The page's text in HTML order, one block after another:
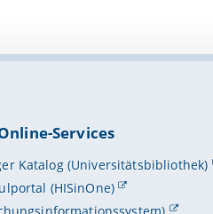
Services
Katalog (Universitätsbibliothek)
(HISinOne)